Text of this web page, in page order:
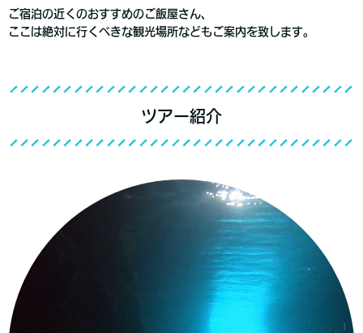
ご宿泊の近くのおすすめのご飯屋さん、
ここは絶対に行くべきな観光場所などもご案内を致します。
ツアー紹介